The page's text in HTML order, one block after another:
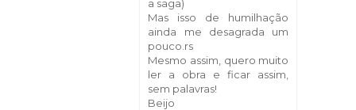
a saga)
Mas isso de humilhação
ainda me desagrada um
pouco.rs
Mesmo assim, quero muito
ler a obra e ficar assim,
sem palavras!
Beijo